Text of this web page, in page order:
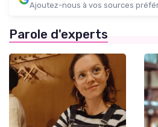
Ajoutez-nous à vos sources
Parole d'experts